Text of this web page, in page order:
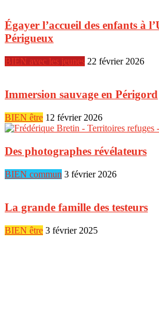
Égayer l’accueil des enfants à
Périgueux
BIEN avec les jeunes 22 février 2026
Immersion sauvage en Périgord
BIEN être 12 février 2026
Des photographes révélateurs
BIEN commun 3 février 2026
La grande famille des testeurs
BIEN être 3 février 2025